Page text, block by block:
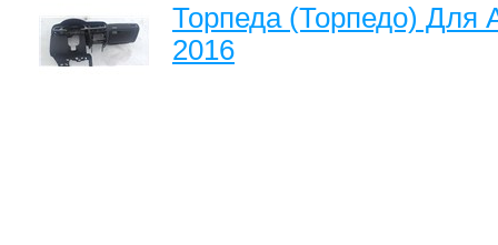
Торпеда (Торпедо) Для
2016